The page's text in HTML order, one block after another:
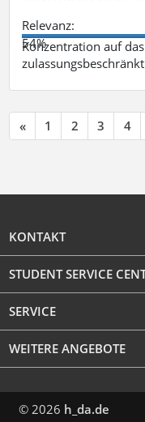
Relevanz:
54%
Konzentration auf
« 1 2 3 4
KONTAKT
STUDENT SERVICE
SERVICE
WEITERE ANGEBOTE
© 2026 h_da.de